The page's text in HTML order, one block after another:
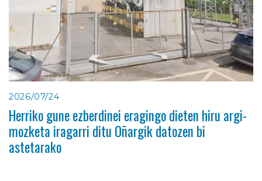
2026/07/24
Herriko gune ezberdinei eragingo dieten hiru argi-
mozketa iragarri ditu Oñargik datozen bi
astetarako